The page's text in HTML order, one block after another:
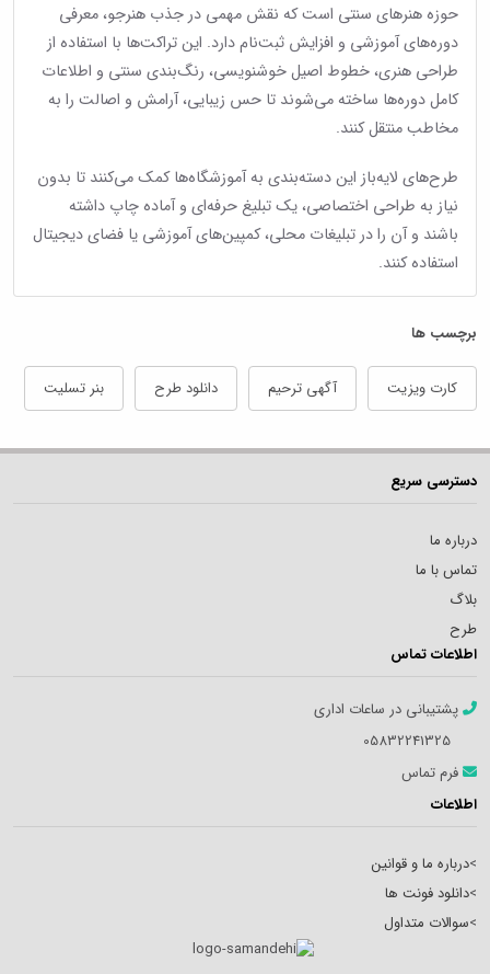
حوزه هنرهای سنتی است که نقش مهمی در جذب هنرجو، معرفی
دوره‌های آموزشی و افزایش ثبت‌نام دارد. این تراکت‌ها با استفاده از
طراحی هنری، خطوط اصیل خوشنویسی، رنگ‌بندی سنتی و اطلاعات
کامل دوره‌ها ساخته می‌شوند تا حس زیبایی، آرامش و اصالت را به
مخاطب منتقل کنند.
طرح‌های لایه‌باز این دسته‌بندی به آموزشگاه‌ها کمک می‌کنند تا بدون
نیاز به طراحی اختصاصی، یک تبلیغ حرفه‌ای و آماده چاپ داشته
باشند و آن را در تبلیغات محلی، کمپین‌های آموزشی یا فضای دیجیتال
استفاده کنند.
برچسب ها
کارت ویزیت آگهی ترحیم دانلود طرح بنر تسلیت
دسترسی سریع
درباره ما
تماس با ما
بلاگ
طرح
اطلاعات تماس
پشتیبانی در ساعات اداری
05832241325
فرم تماس
اطلاعات
>درباره ما و قوانین
>دانلود فونت ها
>سوالات متداول